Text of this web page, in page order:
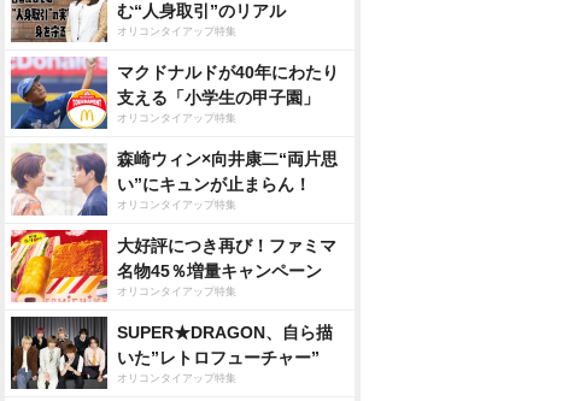
む“人身取引”のリアル
オリコンタイアップ特集
マクドナルドが40年にわたり
支える「小学生の甲子園」
オリコンタイアップ特集
森崎ウィン×向井康二“両片思
い”にキュンが止まらん！
オリコンタイアップ特集
大好評につき再び！ファミマ
名物45％増量キャンペーン
オリコンタイアップ特集
SUPER★DRAGON、自ら描
いた”レトロフューチャー”
オリコンタイアップ特集